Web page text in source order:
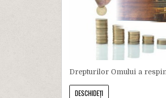
Drepturilor Omului a
DESCHIDEȚI